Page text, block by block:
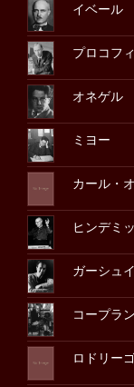
イベール
プロコフ
オネゲル
ミヨー
カール・
ヒンデミ
ガーシュ
コープラ
ロドリー